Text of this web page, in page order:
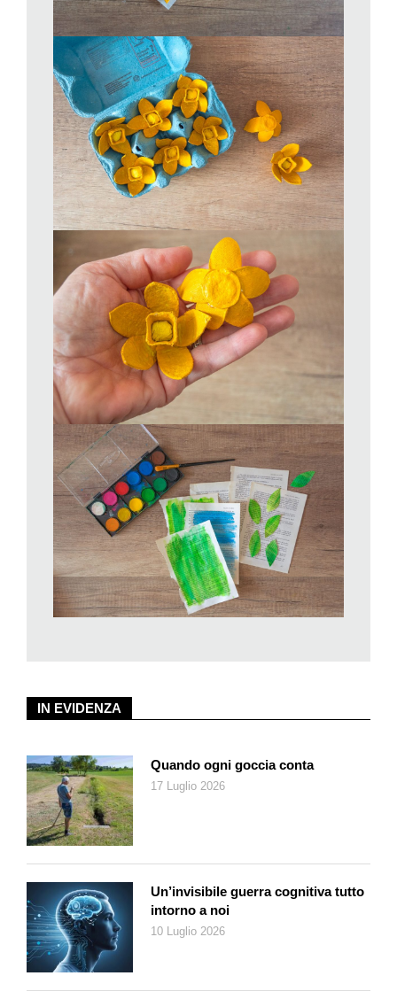
libro utilizzando un pennello piatto e stendendo il colore ben
diluito, in modo da ottenere un effetto velato e leggero. Mentre
le pagine asciugano, ritagliare dal cartone ondulato dei quadrati
di circa 8 cm di lato. Una volta che la pittura sarà
completamente asciutta, ricavare dalle pagine colorate dei
quadrati più piccoli, di circa 7 cm, e fissarli al centro di quelli
ondulati per creare una base decorativa. Al centro di ogni
quadrato così preparato, incollare un fiore di narciso.
Con i resti delle pagine dipinte di verde, ritagliare delle foglie da
utilizzare come dettagli decorativi per arricchire la
composizione. Fissate il tutto su di uno spago con piccole
mollette di legno, alternando fiori e foglie.
Creare i portatovaglioli
Per realizzare i portatovaglioli, tagliate un tubo vuoto di carta
igienica in anelli di circa 4 cm di altezza. Rivestiteli con una
striscia di pagina di libro dipinta di verde, fissandola con la
colla. Fissate un narciso sulla parte superiore dell’anello.
Questi portatovaglioli, semplici ma eleganti, aggiungeranno un
tocco primaverile alla tavola di Pasqua.
Realizzare i biglietti regalo
Per i biglietti regalo, utilizzare i quadrati preparati per la
ghirlanda. Basterà incollarli su un cartoncino kraft,
trasformandoli in originali cartoncini decorativi. Preparatene
diversi da avere pronti per ogni occasione. Oltre a essere
utilizzati come biglietti regalo, possono diventare segnaposto
personalizzati o servire per scrivere il menù pasquale,
aggiungendo un tocco creativo alla tavola.
azione.ch/tempo-libero/passatempi
Cartoni delle uova
Forbici
Colla a caldo
Piccole mollette di legno
Tempera o acrilico giallo, pennello piatto
Cartone ondulato
Pagine di un libro vecchio o pagine di giornale
(I materiali li potete trovare presso la vostra filiale Migros con
IN EVIDENZA
Quando ogni goccia conta
17 Luglio 2026
Un’invisibile guerra cognitiva tutto
intorno a noi
10 Luglio 2026